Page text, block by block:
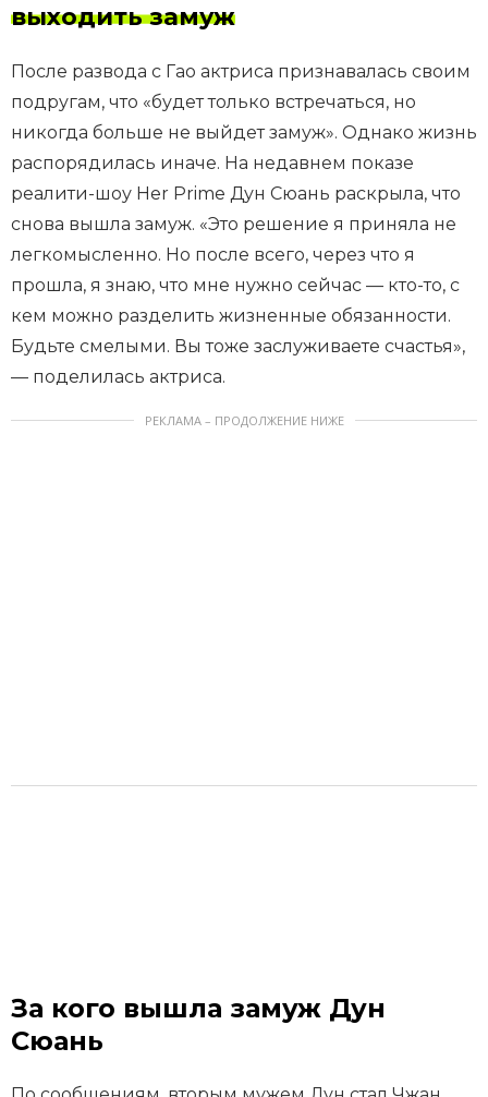
выходить замуж
После развода с Гао актриса признавалась своим
подругам, что «будет только встречаться, но
никогда больше не выйдет замуж». Однако жизнь
распорядилась иначе. На недавнем показе
реалити-шоу Her Prime Дун Сюань раскрыла, что
снова вышла замуж. «Это решение я приняла не
легкомысленно. Но после всего, через что я
прошла, я знаю, что мне нужно сейчас — кто-то, с
кем можно разделить жизненные обязанности.
Будьте смелыми. Вы тоже заслуживаете счастья»,
— поделилась актриса.
РЕКЛАМА – ПРОДОЛЖЕНИЕ НИЖЕ
За кого вышла замуж Дун
Сюань